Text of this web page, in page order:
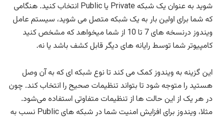
شوید به عنوان یک شبکه Private یا Public انتخاب کنید. هنگامی
که شما برای اولین بار به یک شبکه متصل می شوید، سیستم عامل
ویندوز درنسخه های 7 تا 10 از شما میخواهد که مشخص کنید
کامپیوتر شما توسط رایانه های دیگر قابل کشف باشد یا نه.
این گزینه به ویندوز کمک می کند تا نوع شبکه ای که به آن وصل
هستید را متوجه شود تا بتواند تنظیمات صحیح را انتخاب کند. چون
در هر یک از این حالت ها از تنظیمات متفاوتی استفاده می‌شود.
مثلا، ویندوز برای افزایش امنیت شما در شبکه های Public نسب به